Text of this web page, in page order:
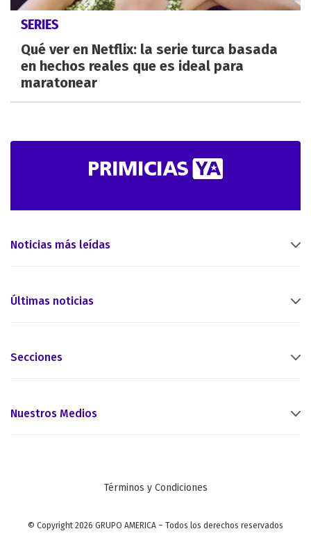
SERIES
Qué ver en Netflix: la serie turca basada
en hechos reales que es ideal para
maratonear
Noticias más leídas
Últimas noticias
Secciones
Nuestros Medios
Términos y Condiciones
© Copyright 2026 GRUPO AMERICA – Todos los derechos reservados